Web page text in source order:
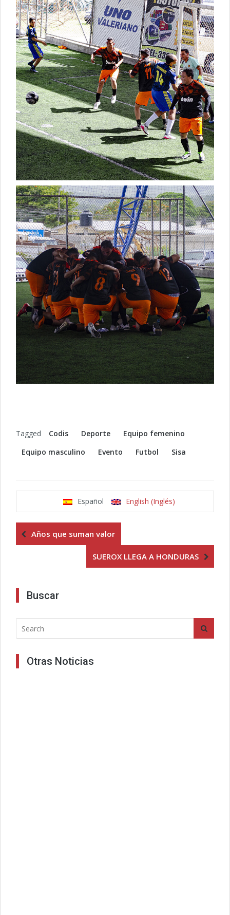
Tagged Codis Deporte
Equipo femenino
Equipo masculino
Evento Futbol Sisa
Español English (Inglés)
Años que suman valor
SUEROX LLEGA A HONDURAS
Buscar
Otras Noticias